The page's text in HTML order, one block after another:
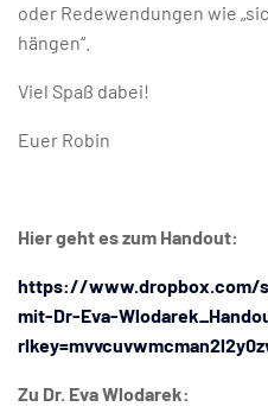
oder Redewendungen wie
hängen“.
Viel Spaß dabei!
Euer Robin
Hier geht es zum Handout:
https://www.dropbox.com/
mit-Dr-Eva-
Zu Dr. Eva Wlodarek: